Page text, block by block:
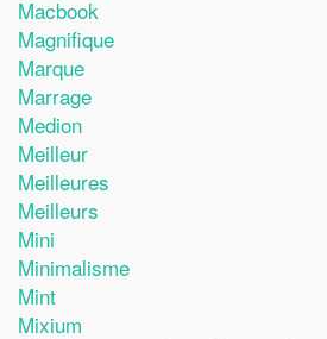
Macbook
Magnifique
Marque
Marrage
Medion
Meilleur
Meilleures
Meilleurs
Mini
Minimalisme
Mint
Mixium